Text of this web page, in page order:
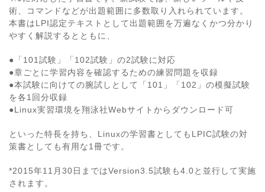
術、コマンドなどが出題範囲に多数取り入れられています。
本書はLPI認定テキストとして出題範囲を万遍なくかつ分かり
やすく解説するとともに、
●「101試験」「102試験」の2試験に対応
●章ごとに学習内容を確認するための練習問題を収録
●本試験に向けての腕試しとして「101」「102」の模擬試験
を各1回分収録
●Linux実習環境を翔泳社Webサイトからダウンロード可
といった特長を持ち、Linuxの学習書としてもLPIC試験の対
策書としても有用な1冊です。
*2015年11月30日まではVersion3.5試験も4.0と並行して実施
されます。